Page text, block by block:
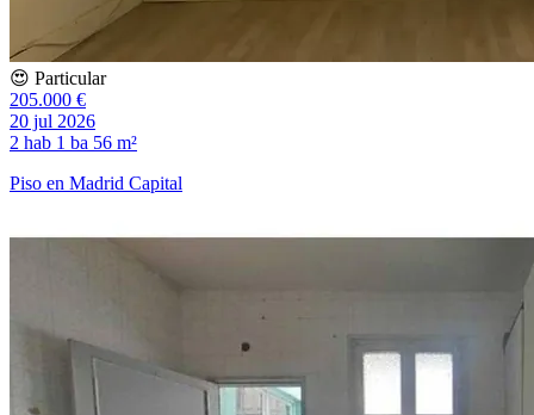
😍 Particular
205.000 €
20 jul 2026
2 hab 1 ba 56 m²
Piso en Madrid Capital